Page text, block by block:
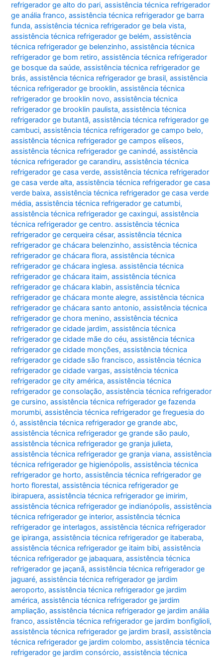
refrigerador ge alto do pari,assistência técnica refrigerador
ge anália franco,assistência técnica refrigerador ge barra
funda,assistência técnica refrigerador ge bela vista,
assistência técnica refrigerador ge belém,assistência
técnica refrigerador ge belenzinho,assistência técnica
refrigerador ge bom retiro,assistência técnica refrigerador
ge bosque da saúde,assistência técnica refrigerador ge
brás,assistência técnica refrigerador ge brasil,assistência
técnica refrigerador ge brooklin,assistência técnica
refrigerador ge brooklin novo,assistência técnica
refrigerador ge brooklin paulista,assistência técnica
refrigerador ge butantã,assistência técnica refrigerador ge
cambuci,assistência técnica refrigerador ge campo belo,
assistência técnica refrigerador ge campos elíseos,
assistência técnica refrigerador ge canindé,assistência
técnica refrigerador ge carandiru,assistência técnica
refrigerador ge casa verde,assistência técnica refrigerador
ge casa verde alta,assistência técnica refrigerador ge casa
verde baixa,assistência técnica refrigerador ge casa verde
média,assistência técnica refrigerador ge catumbi,
assistência técnica refrigerador ge caxingui,assistência
técnica refrigerador ge centro. assistência técnica
refrigerador ge cerqueira césar,assistência técnica
refrigerador ge chácara belenzinho,assistência técnica
refrigerador ge chácara flora,assistência técnica
refrigerador ge chácara inglesa. assistência técnica
refrigerador ge chácara itaim,assistência técnica
refrigerador ge chácara klabin,assistência técnica
refrigerador ge chácara monte alegre,assistência técnica
refrigerador ge chácara santo antonio,assistência técnica
refrigerador ge chora menino,assistência técnica
refrigerador ge cidade jardim,assistência técnica
refrigerador ge cidade mãe do céu,assistência técnica
refrigerador ge cidade monções,assistência técnica
refrigerador ge cidade são francisco,assistência técnica
refrigerador ge cidade vargas,assistência técnica
refrigerador ge city américa,assistência técnica
refrigerador ge consolação,assistência técnica refrigerador
ge cursino,assistência técnica refrigerador ge fazenda
morumbi,assistência técnica refrigerador ge freguesia do
ó,assistência técnica refrigerador ge grande abc,
assistência técnica refrigerador ge grande são paulo,
assistência técnica refrigerador ge granja julieta,
assistência técnica refrigerador ge granja viana,assistência
técnica refrigerador ge higienópolis,assistência técnica
refrigerador ge horto,assistência técnica refrigerador ge
horto florestal,assistência técnica refrigerador ge
ibirapuera,assistência técnica refrigerador ge imirim,
assistência técnica refrigerador ge indianópolis,assistência
técnica refrigerador ge interior,assistência técnica
refrigerador ge interlagos,assistência técnica refrigerador
ge ipiranga,assistência técnica refrigerador ge itaberaba,
assistência técnica refrigerador ge itaim bibi,assistência
técnica refrigerador ge jabaquara,assistência técnica
refrigerador ge jaçanã,assistência técnica refrigerador ge
jaguaré,assistência técnica refrigerador ge jardim
aeroporto,assistência técnica refrigerador ge jardim
américa,assistência técnica refrigerador ge jardim
ampliação,assistência técnica refrigerador ge jardim anália
franco,assistência técnica refrigerador ge jardim bonfiglioli,
assistência técnica refrigerador ge jardim brasil,assistência
técnica refrigerador ge jardim colombo,assistência técnica
refrigerador ge jardim consórcio,assistência técnica